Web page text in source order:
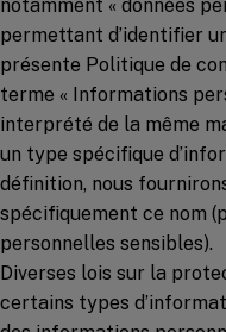
notamment « données
permettant d’identifier
présente Politique de
terme « Informations
interprété de la même
un type spécifique
définition, nous
spécifiquement ce nom
personnelles sensibles).
Diverses lois sur la
certains types